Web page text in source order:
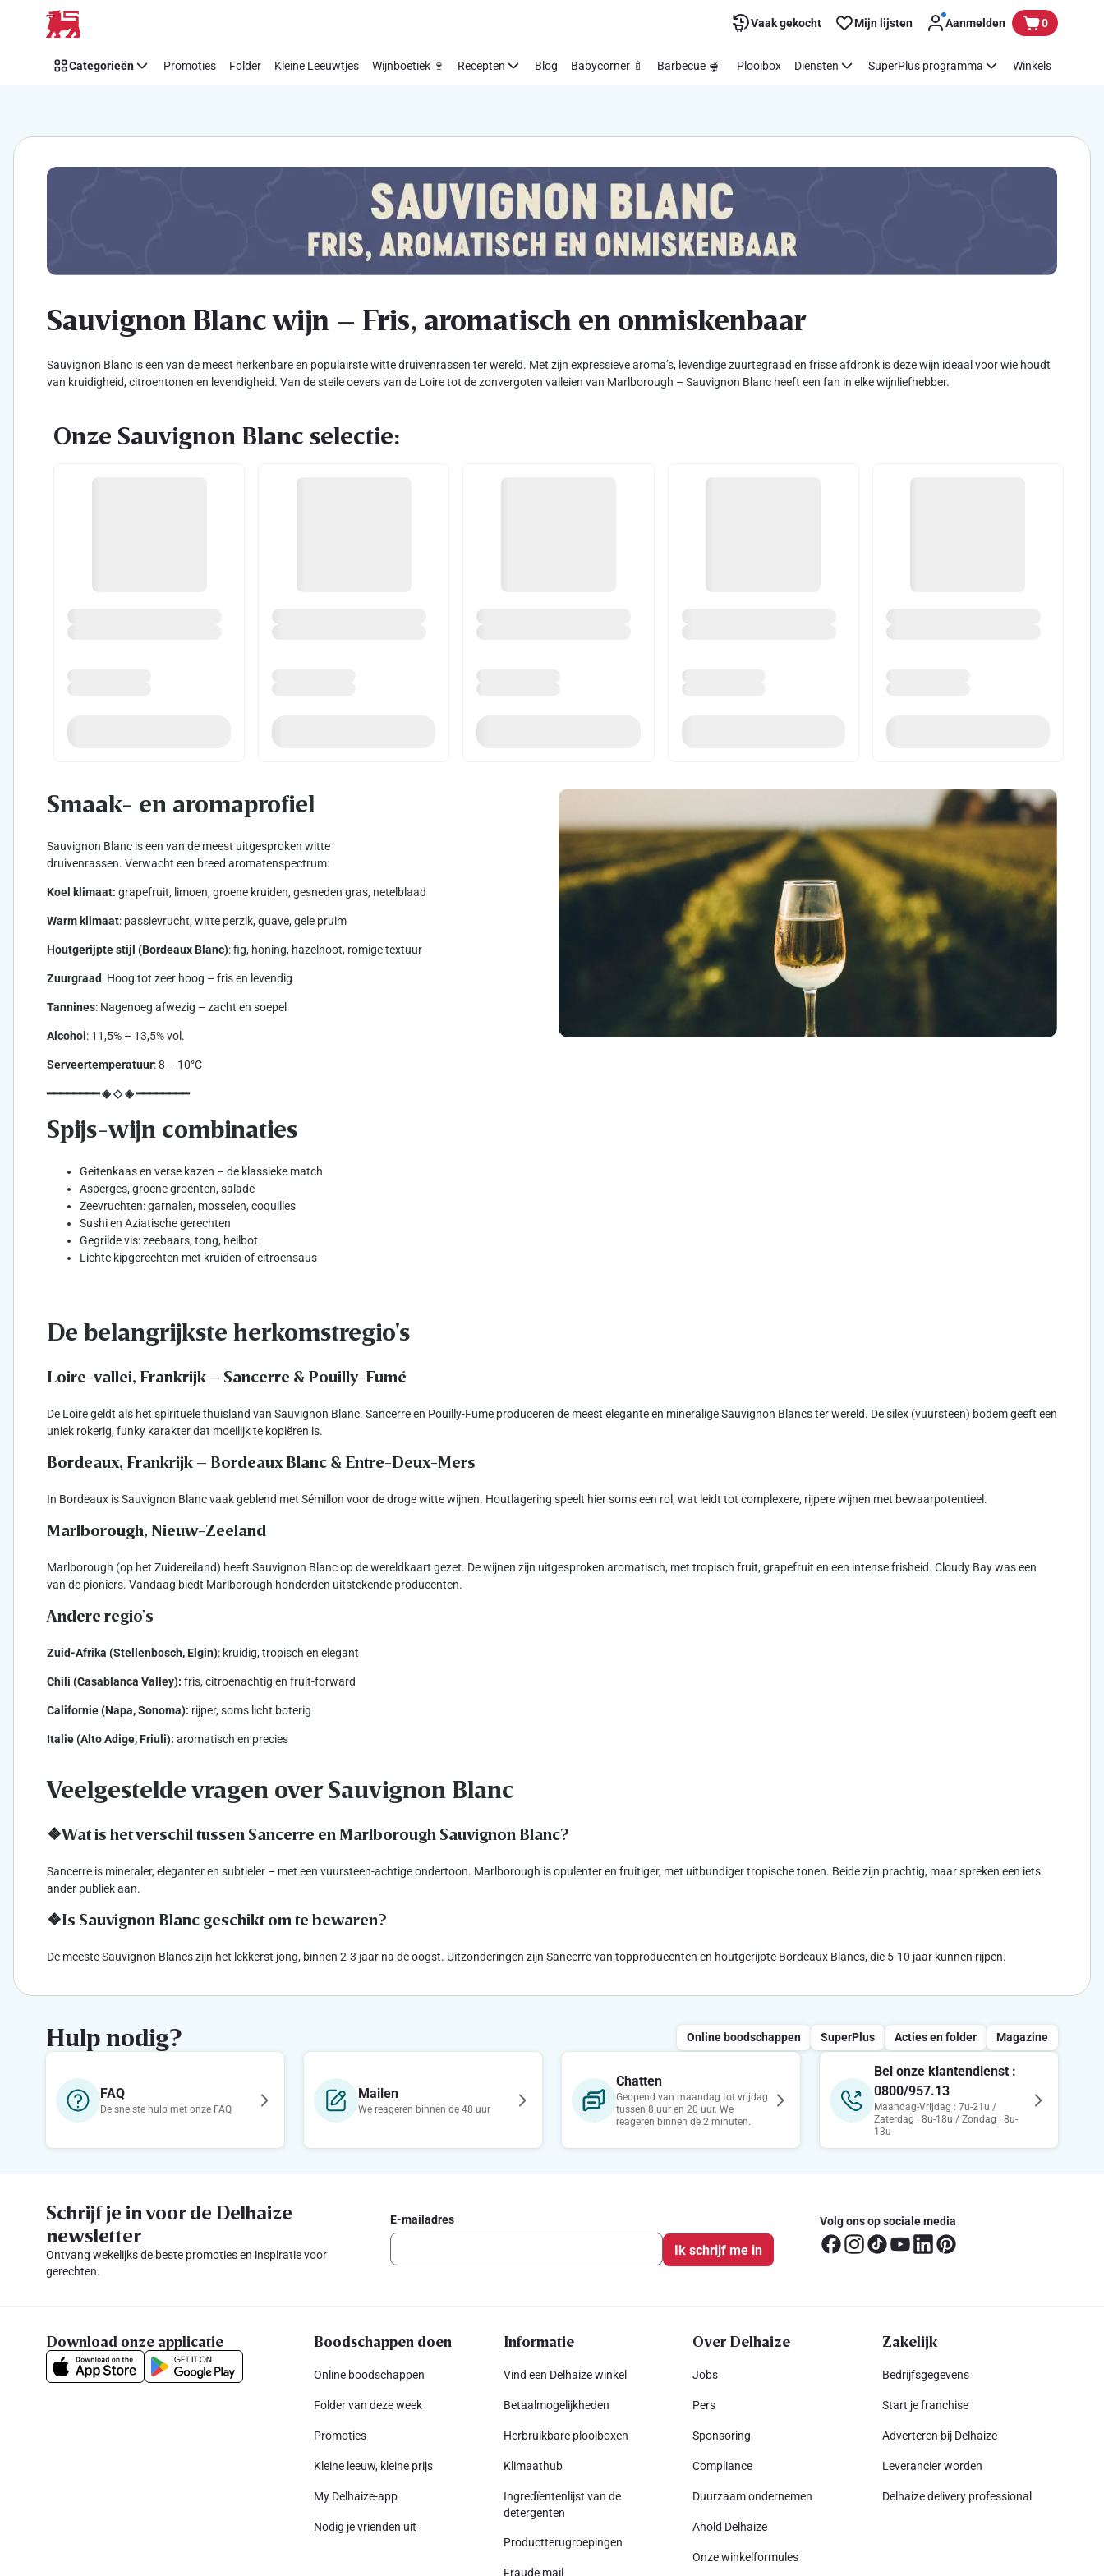
Overslaan
Sauvignon
Marlborough
Vaak gekocht Mijn lijsten Aanmelden 0
Categorieën Promoties Folder Kleine Leeuwtjes Wijnboetiek 🍷 Recepten Blog Babycorner 🍼 Barbecue 🫕 Plooibox Diensten SuperPlus programma Winkels
Sauvignon Blanc wijn – Fris, aromatisch en onmiskenbaar
Sauvignon Blanc is een van de meest herkenbare en populairste witte druivenrassen ter wereld. Met zijn expressieve aroma’s, levendige zuurtegraad en frisse afdronk is deze wijn ideaal voor wie houdt
van kruidigheid, citroentonen en levendigheid. Van de steile oevers van de Loire tot de zonvergoten valleien van Marlborough – Sauvignon Blanc heeft een fan in elke wijnliefhebber.
Onze Sauvignon Blanc selectie:
Smaak- en aromaprofiel
Sauvignon Blanc is een van de meest uitgesproken witte
druivenrassen. Verwacht een breed aromatenspectrum:
Koel klimaat: grapefruit, limoen, groene kruiden, gesneden gras, netelblaad
Warm klimaat: passievrucht, witte perzik, guave, gele pruim
Houtgerijpte stijl (Bordeaux Blanc): fig, honing, hazelnoot, romige textuur
Zuurgraad: Hoog tot zeer hoog – fris en levendig
Tannines: Nagenoeg afwezig – zacht en soepel
Alcohol : 11,5% – 13,5% vol.
Serveertemperatuur: 8 – 10°C
━━━━━━━━ ◈ ◇ ◈ ━━━━━━━━
Spijs-wijn combinaties
Geitenkaas en verse kazen – de klassieke match
Asperges, groene groenten, salade
Zeevruchten: garnalen, mosselen, coquilles
Sushi en Aziatische gerechten
Gegrilde vis: zeebaars, tong, heilbot
Lichte kipgerechten met kruiden of citroensaus
De belangrijkste herkomstregio's
Loire-vallei, Frankrijk – Sancerre & Pouilly-Fumé
De Loire geldt als het spirituele thuisland van Sauvignon Blanc. Sancerre en Pouilly-Fume produceren de meest elegante en mineralige Sauvignon Blancs ter wereld. De silex (vuursteen) bodem geeft een
uniek rokerig, funky karakter dat moeilijk te kopiëren is.
Bordeaux, Frankrijk – Bordeaux Blanc & Entre-Deux-Mers
In Bordeaux is Sauvignon Blanc vaak geblend met Sémillon voor de droge witte wijnen. Houtlagering speelt hier soms een rol, wat leidt tot complexere, rijpere wijnen met bewaarpotentieel.
Marlborough, Nieuw-Zeeland
Marlborough (op het Zuidereiland) heeft Sauvignon Blanc op de wereldkaart gezet. De wijnen zijn uitgesproken aromatisch, met tropisch fruit, grapefruit en een intense frisheid. Cloudy Bay was een
van de pioniers. Vandaag biedt Marlborough honderden uitstekende producenten.
Andere regio's
Zuid-Afrika (Stellenbosch, Elgin): kruidig, tropisch en elegant
Chili (Casablanca Valley): fris, citroenachtig en fruit-forward
Californie (Napa, Sonoma): rijper, soms licht boterig
Italie (Alto Adige, Friuli): aromatisch en precies
Veelgestelde vragen over Sauvignon Blanc
❖Wat is het verschil tussen Sancerre en Marlborough Sauvignon Blanc?
Sancerre is mineraler, eleganter en subtieler – met een vuursteen-achtige ondertoon. Marlborough is opulenter en fruitiger, met uitbundiger tropische tonen. Beide zijn prachtig, maar spreken een iets
ander publiek aan.
❖Is Sauvignon Blanc geschikt om te bewaren?
De meeste Sauvignon Blancs zijn het lekkerst jong, binnen 2-3 jaar na de oogst. Uitzonderingen zijn Sancerre van topproducenten en houtgerijpte Bordeaux Blancs, die 5-10 jaar kunnen rijpen.
Hulp nodig? Online boodschappen SuperPlus Acties en folder Magazine
FAQ
De snelste hulp met onze FAQ
Mailen
We reageren binnen de 48 uur
Chatten
Geopend van maandag tot vrijdag
tussen 8 uur en 20 uur. We
reageren binnen de 2 minuten.
Bel onze klantendienst :
0800/957.13
Maandag-Vrijdag : 7u-21u /
Zaterdag : 8u-18u / Zondag : 8u-
13u
Schrijf je in voor de Delhaize
newsletter
Ontvang wekelijks de beste promoties en inspiratie voor
gerechten.
E-mailadres
Ik schrijf me in
Volg ons op sociale media
Download onze applicatie Boodschappen doen
Online boodschappen
Folder van deze week
Promoties
Kleine leeuw, kleine prijs
My Delhaize-app
Nodig je vrienden uit
Informatie
Vind een Delhaize winkel
Betaalmogelijkheden
Herbruikbare plooiboxen
Klimaathub
Ingredïentenlijst van de
detergenten
Productterugroepingen
Fraude mail
Over Delhaize
Jobs
Pers
Sponsoring
Compliance
Duurzaam ondernemen
Ahold Delhaize
Onze winkelformules
Zakelijk
Bedrijfsgegevens
Start je franchise
Adverteren bij Delhaize
Leverancier worden
Delhaize delivery professional